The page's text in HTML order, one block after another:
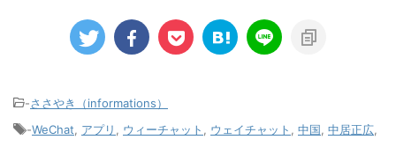
-ささやき（informations）
-WeChat アプリ ウィーチャット ウェイチャット 中国 中居正広